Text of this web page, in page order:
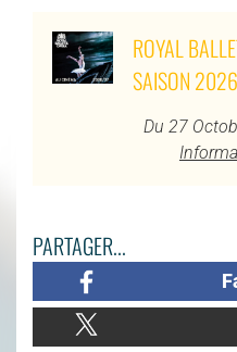
ROYAL
SAISON
Du 27
PARTAGER...